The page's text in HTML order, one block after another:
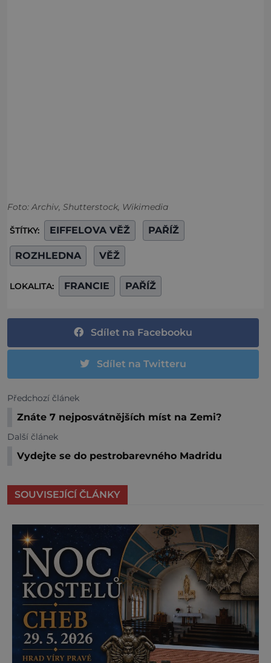
Foto: Archiv, Shutterstock, Wikimedia
ŠTÍTKY: EIFFELOVA VĚŽ PAŘÍŽ
ROZHLEDNA VĚŽ
LOKALITA: FRANCIE PAŘÍŽ
Sdílet na Facebooku
Sdílet na Twitteru
Předchozí článek
Znáte 7 nejposvátnějších míst na Zemi?
Další článek
Vydejte se do pestrobarevného Madridu
SOUVISEJÍCÍ ČLÁNKY